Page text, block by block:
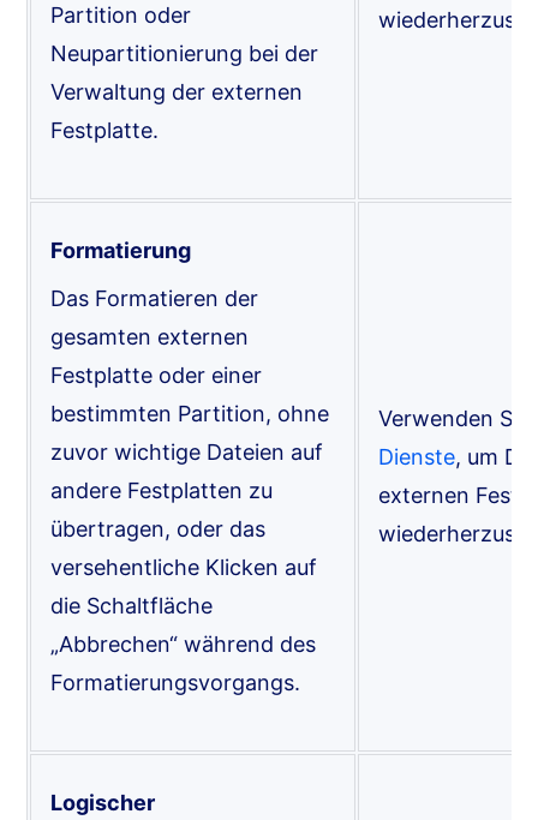
Partition oder
Neupartitionierung bei der
Verwaltung der externen
Festplatte.
Formatierung
Das Formatieren der
gesamten externen
Festplatte oder einer
bestimmten Partition, ohne
zuvor wichtige Dateien auf
andere Festplatten zu
übertragen, oder das
versehentliche Klicken auf
die Schaltfläche
„Abbrechen“ während des
Formatierungsvorgangs.
Verwenden Sie
Dienste, um
externen
Logischer